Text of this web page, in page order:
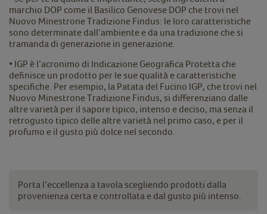
marchio DOP come il Basilico Genovese DOP che trovi nel
Nuovo Minestrone Tradizione Findus: le loro caratteristiche
sono determinate dall’ambiente e da una tradizione che si
tramanda di generazione in generazione.
• IGP è l’acronimo di Indicazione Geografica Protetta che
definisce un prodotto per le sue qualità e caratteristiche
specifiche. Per esempio, la Patata del Fucino IGP, che trovi nel
Nuovo Minestrone Tradizione Findus, si differenziano dalle
altre varietà per il sapore tipico, intenso e deciso, ma senza il
retrogusto tipico delle altre varietà nel primo caso, e per il
profumo e il gusto più dolce nel secondo.
Porta l’eccellenza a tavola scegliendo prodotti dalla
provenienza certa e controllata e dal gusto più intenso.